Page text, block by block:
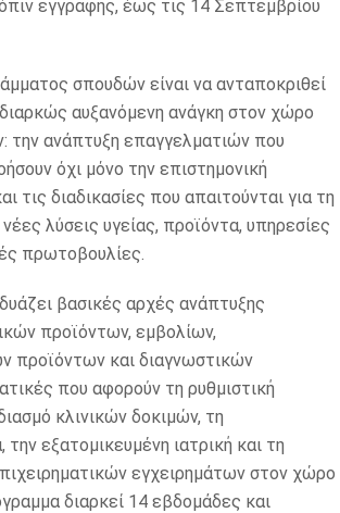
εγγραφής, έως τις 14 Σεπτεμβρίου
σπουδών είναι να ανταποκριθεί
διαρκώς αυξανόμενη ανάγκη στον χώρο
την ανάπτυξη επαγγελματιών που
όχι μόνο την επιστημονική
τις διαδικασίες που απαιτούνται για τη
λύσεις υγείας, προϊόντα, υπηρεσίες
πρωτοβουλίες.
βασικές αρχές ανάπτυξης
προϊόντων, εμβολίων,
προϊόντων και διαγνωστικών
που αφορούν τη ρυθμιστική
κλινικών δοκιμών, τη
εξατομικευμένη ιατρική και τη
εγχειρημάτων στον χώρο
διαρκεί 14 εβδομάδες και